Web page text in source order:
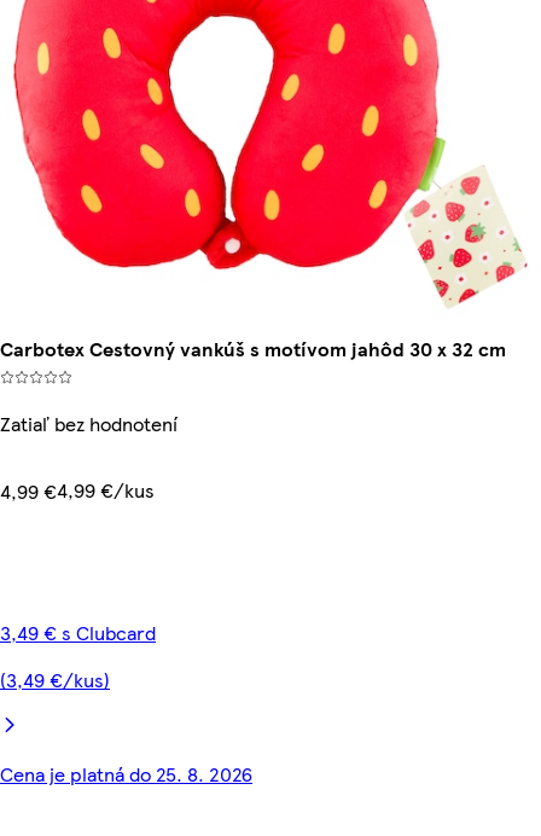
Carbotex Cestovný vankúš s motívom jahôd 30 x 32 cm
Zatiaľ bez hodnotení
4,99 €4,99 €/kus
3,49 € s Clubcard
(3,49 €/kus)
Cena je platná do 25. 8. 2026